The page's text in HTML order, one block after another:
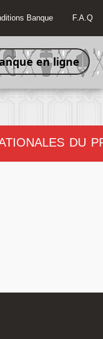
Banque F.A.Q
en ligne
DU